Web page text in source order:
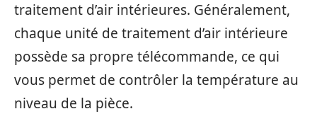
traitement d’air intérieures. Généralement,
chaque unité de traitement d’air intérieure
possède sa propre télécommande, ce qui
vous permet de contrôler la température au
niveau de la pièce.